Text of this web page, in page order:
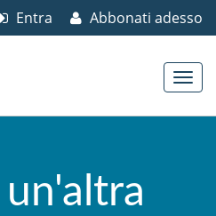
Abbonati adesso
Entra
un'altra